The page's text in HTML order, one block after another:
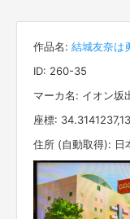
作品名: 結城友奈は
ID: 260-35
マーカ名: イオン坂
座標:
住所 (自動取得): 日